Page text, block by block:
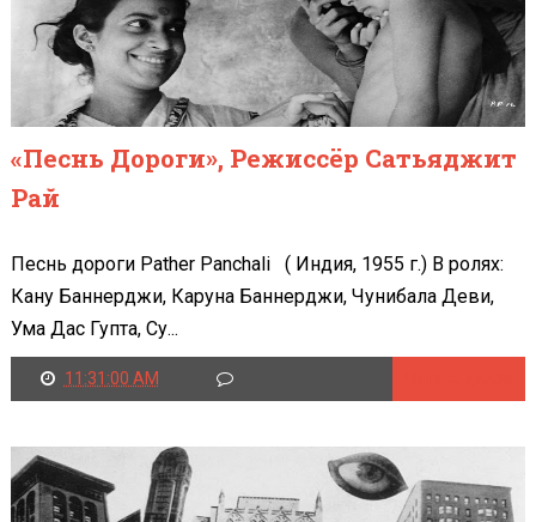
«Песнь Дороги», Режиссёр Сатьяджит
Рай
Песнь дороги Pather Panchali ( Индия, 1955 г.) В ролях:
Кану Баннерджи, Каруна Баннерджи, Чунибала Деви,
Ума Дас Гупта, Су...
11:31:00 AM